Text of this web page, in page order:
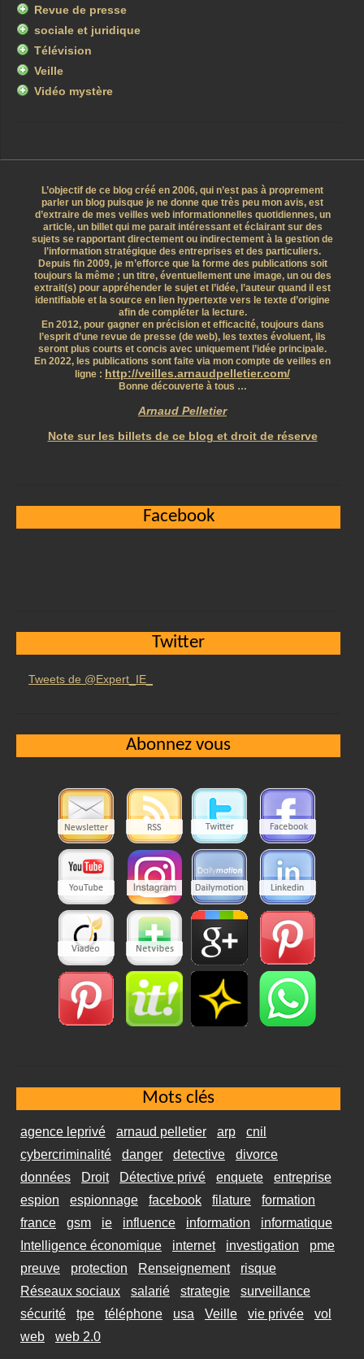
Revue de presse
sociale et juridique
Télévision
Veille
Vidéo mystère
L’objectif de ce blog créé en 2006, qui n’est pas à proprement
parler un blog puisque je ne donne que très peu mon avis, est
d’extraire de mes veilles web informationnelles quotidiennes, un
article, un billet qui me parait intéressant et éclairant sur des
sujets se rapportant directement ou indirectement à la gestion de
l’information stratégique des entreprises et des particuliers.
Depuis fin 2009, je m’efforce que la forme des publications soit
toujours la même ; un titre, éventuellement une image, un ou des
extrait(s) pour appréhender le sujet et l’idée, l’auteur quand il est
identifiable et la source en lien hypertexte vers le texte d’origine
afin de compléter la lecture.
En 2012, pour gagner en précision et efficacité, toujours dans
l’esprit d’une revue de presse (de web), les textes évoluent, ils
seront plus courts et concis avec uniquement l’idée principale.
En 2022, les publications sont faite via mon compte de veilles en
ligne : http://veilles.arnaudpelletier.com/
Bonne découverte à tous …
Arnaud Pelletier
Note sur les billets de ce blog et droit de réserve
Facebook
Twitter
Tweets de @Expert_IE_
Abonnez vous
Mots clés
agence leprivé arnaud pelletier arp
cnil
cybercriminalité
danger detective
divorce
données
Droit Détective privé enquete
entreprise
espion
espionnage facebook filature
formation
france
gsm ie influence information
informatique
Intelligence économique
internet investigation
pme
preuve
protection Renseignement
risque
Réseaux sociaux
salarié strategie
surveillance
sécurité
tpe téléphone usa Veille vie privée
vol
web
web 2.0